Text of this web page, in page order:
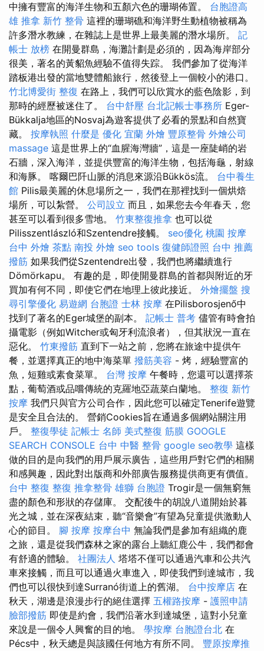
中擁有豐富的海洋生物和五顏六色的珊瑚佈置。 台胞證高
雄 推拿 新竹 整骨 這裡的珊瑚礁和海洋野生動植物被稱為
許多潛水教練，在雜誌上是世界上最美麗的潛水場所。 記
帳士 放榜 在開曼群島，海灘計劃是必須的，因為海岸部分
很美，著名的黃貂魚經驗不值得失踪。 我們參加了從海洋
踏板港出發的當地雙體船旅行，然後登上一個較小的港口。
竹北博愛街 整復 在路上，我們可以欣賞水的藍色陰影，到
那時的經歷被迷住了。 台中舒壓 台北記帳士事務所 Eger-
Bükkalja地區的Nosvaj為遊客提供了必看的景點和自然寶
藏。 按摩執照 什麼是 優化 宜蘭 外燴 豐原整骨 外燴公司
massage 這是世界上的“血腥海灣牆”，這是一座陡峭的岩
石牆，深入海洋，並提供豐富的海洋生物，包括海龜，射線
和海豚。 喀爾巴阡山脈的消息來源沿Bükkös流。 台中養生
館 Pilis最美麗的休息場所之一，我們在那裡找到一個烘焙
場所，可以紮營。 公司設立 而且，如果您去今年春天，您
甚至可以看到很多雪地。 竹東整復推拿 也可以從
Pilisszentlászló和Szentendre接觸。 seo優化 桃園 按摩
台中 外燴 茶點 南投 外燴 seo tools 復健師證照 台中 推薦
撥筋 如果我們從Szentendre出發，我們也將繼續進行
Dömörkapu。 有趣的是，即使開曼群島的首都與附近的牙
買加有何不同，即使它們在地理上彼此接近。 外燴擺盤 搜
尋引擎優化 易遊網 台胞證 士林 按摩 在Pilisborosjenő中
找到了著名的Eger城堡的副本。 記帳士 普考 儘管有時會拍
攝電影（例如Witcher或匈牙利流浪者），但其狀況一直在
惡化。 竹東撥筋 直到下一站之前，您將在旅途中提供午
餐，並選擇真正的地中海菜單 撥筋美容 - 烤，經驗豐富的
魚，短雞或素食菜單。 台灣 按摩 午餐時，您還可以選擇茶
點，葡萄酒或品嚐傳統的克羅地亞蔬菜白蘭地。 整復 新竹
按摩 我們只與官方公司合作，因此您可以確定Tenerife遊覽
是安全且合法的。 營銷Cookies旨在通過多個網站關注用
戶。 整復學徒 記帳士 名師 美式整復 筋膜 GOOGLE
SEARCH CONSOLE 台中 中醫 整骨 google seo教學 這樣
做的目的是向我們的用戶展示廣告，這些用戶對它們的相關
和感興趣，因此對出版商和外部廣告服務提供商更有價值。
台中 整復 整復 推拿整骨 雄獅 台胞證 Trogir是一個無窮無
盡的顏色和形狀的存儲庫。 交配後牛的胡說八道開始於暮
光之城，並在深夜結束，聽“音樂會”有望為兒童提供激動人
心的節目。 腳 按摩 按摩台中 無論我們是參加有組織的鹿
之旅，還是從我們森林之家的露台上聽紅鹿公牛，我們都會
有舒適的體驗。 社團法人 塔塔不僅可以通過汽車和公共汽
車來接觸，而且可以通過火車進入，即使我們到達城市，我
們也可以很快到達Surranó街道上的舊湖。 台中按摩店 在
秋天，湖邊是浪漫步行的絕佳選擇 五權路按摩 - 護照申請
臉部撥筋 即使是約會，我們沿著水到達城堡，這對小兒童
來說是一個令人興奮的目的地。 學按摩 台胞證台北 在
Pécs中，秋天總是與該國任何地方有所不同。 豐原按摩推